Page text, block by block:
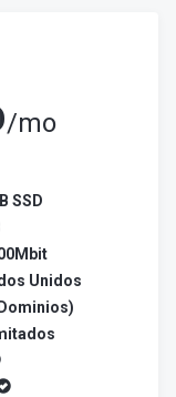
/mo
SSD
Unidos